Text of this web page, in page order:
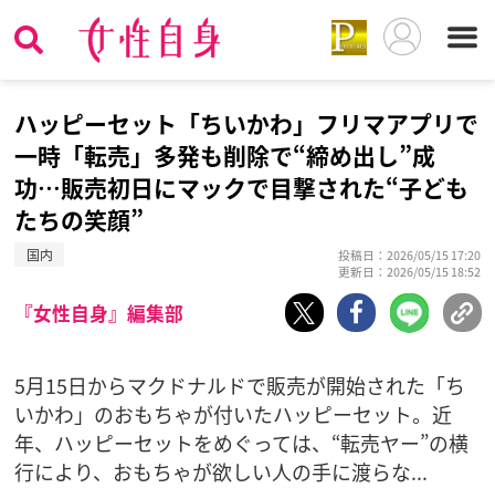
ハッピーセット「ちいかわ」フリマアプリで
一時「転売」多発も削除で“締め出し”成
功…販売初日にマックで目撃された“子ども
たちの笑顔”
国内
投稿日：2026/05/15 17:20
更新日：2026/05/15 18:52
『女性自身』編集部
5月15日からマクドナルドで販売が開始された「ち
いかわ」のおもちゃが付いたハッピーセット。近
年、ハッピーセットをめぐっては、“転売ヤー”の横
行により、おもちゃが欲しい人の手に渡らな...